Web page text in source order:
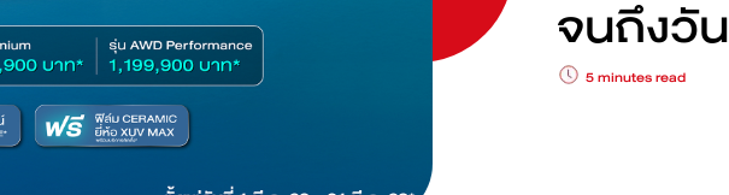
Find out more
BYD SEALION 7 BYD SEAL
จนถึงวั
5 minutes read